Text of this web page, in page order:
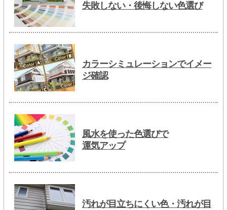
失敗しない・後悔しない色選び
カラーシミュレーションでイメー
ジ確認
風水を使った色選びで
運気アップ
汚れが目立ちにくい色・汚れが目